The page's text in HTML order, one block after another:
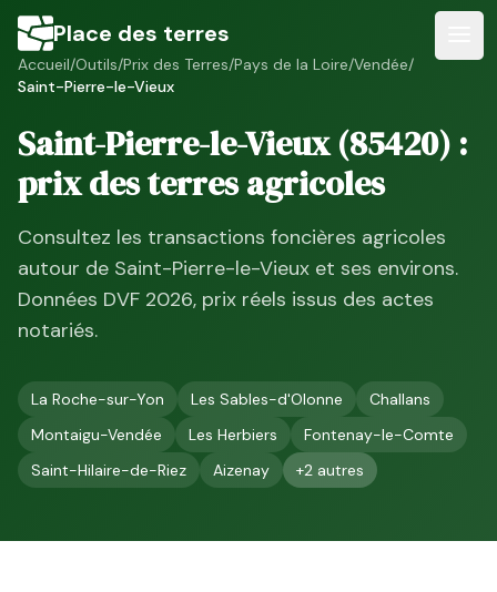
Place des terres
Accueil/Outils/Prix des Terres/Pays de la Loire/Vendée/
Saint-Pierre-le-Vieux
Saint-Pierre-le-Vieux(85420) :
prix des terres agricoles
Consultez les transactions foncières agricoles
autour de Saint-Pierre-le-Vieux et ses environs.
Données DVF 2026, prix réels issus des actes
notariés.
La Roche-sur-Yon Les Sables-d'Olonne
Challans
Montaigu-Vendée
Les Herbiers
Fontenay-le-Comte
Saint-Hilaire-de-Riez
Aizenay +2 autres